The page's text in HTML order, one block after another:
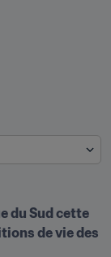
du Sud cette
de vie des